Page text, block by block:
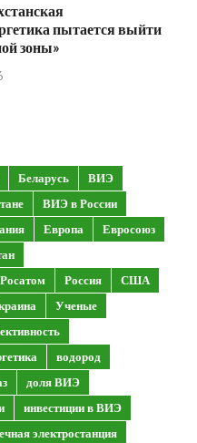
пытается выйти
зоны»
Беларусь
ВИЭ
ВИЭ в России
Европа
Евросоюз
Росатом Россия
США
Ученые
водород
доля ВИЭ
инвестиции в ВИЭ
электростанция